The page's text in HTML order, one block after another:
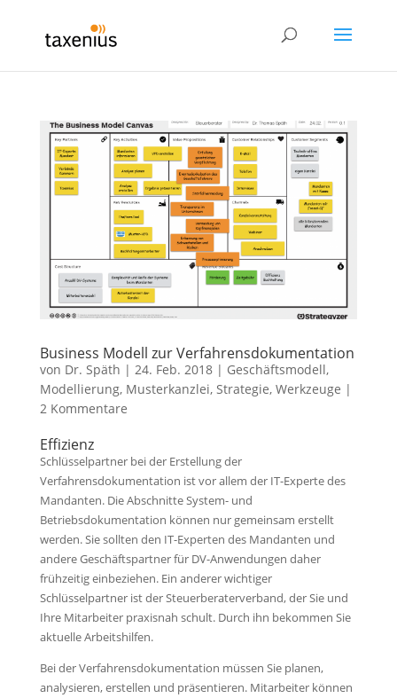
Business Modell zur Verfahrensdokumentation
von Dr. Späth | 24. Feb. 2018| Geschäftsmodell,
Modellierung, Musterkanzlei, Strategie, Werkzeuge |
2 Kommentare
Effizienz
Schlüsselpartner bei der Erstellung der
Verfahrensdokumentation ist vor allem der IT-Experte des
Mandanten. Die Abschnitte System- und
Betriebsdokumentation können nur gemeinsam erstellt
werden. Sie sollten den IT-Experten des Mandanten und
andere Geschäftspartner für DV-Anwendungen daher
frühzeitig einbeziehen. Ein anderer wichtiger
Schlüsselpartner ist der Steuerberaterverband, der Sie und
Ihre Mitarbeiter praxisnah schult. Durch ihn bekommen Sie
aktuelle Arbeitshilfen.
Bei der Verfahrensdokumentation müssen Sie planen,
analysieren, erstellen und präsentieren. Mitarbeiter können